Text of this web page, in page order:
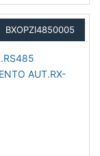
BXOPZI4850005